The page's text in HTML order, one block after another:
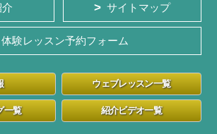
サイトマップ
体験レッスン予約フォーム
ウェブレッスン一覧
一覧 紹介ビデオ一覧